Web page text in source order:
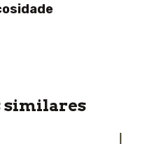
similares